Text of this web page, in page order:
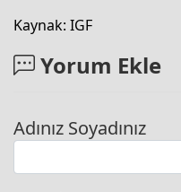
Kaynak: IGF
Yorum Ekle
Adınız Soyadınız